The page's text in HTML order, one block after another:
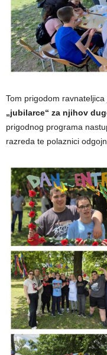
Tom prigodom ravnateljica
„jubilarce“ za njihov
prigodnog programa
razreda te polaznici